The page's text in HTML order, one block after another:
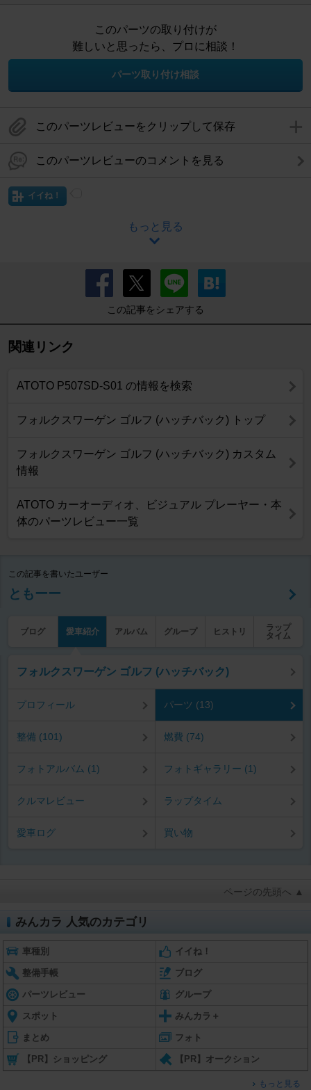
このパーツの取り付けが
難しいと思ったら、プロに相談！
パーツ取り付け相談
このパーツレビューをクリップして保存
このパーツレビューのコメントを見る
イイね！
もっと見る
この記事をシェアする
関連リンク
ATOTO P507SD-S01 の情報を検索
フォルクスワーゲン ゴルフ (ハッチバック) トップ
フォルクスワーゲン ゴルフ (ハッチバック) カスタム
情報
ATOTO カーオーディオ、ビジュアル プレーヤー・本
体のパーツレビュー一覧
この記事を書いたユーザー
ともーー
ブログ 愛車紹介 アルバム グループ ヒストリ
ラップ
タイム
フォルクスワーゲン ゴルフ (ハッチバック)
プロフィール パーツ (13)
整備 (101) 燃費 (74)
フォトアルバム (1) フォトギャラリー (1)
クルマレビュー ラップタイム
愛車ログ 買い物
ページの先頭へ ▲
みんカラ 人気のカテゴリ
車種別 イイね！
整備手帳 ブログ
パーツレビュー グループ
スポット みんカラ＋
まとめ フォト
【PR】ショッピング 【PR】オークション
もっと見る